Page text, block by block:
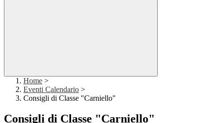
Home >
Eventi Calendario >
Consigli di Classe "Carniello"
Consigli di Classe "Carniello"